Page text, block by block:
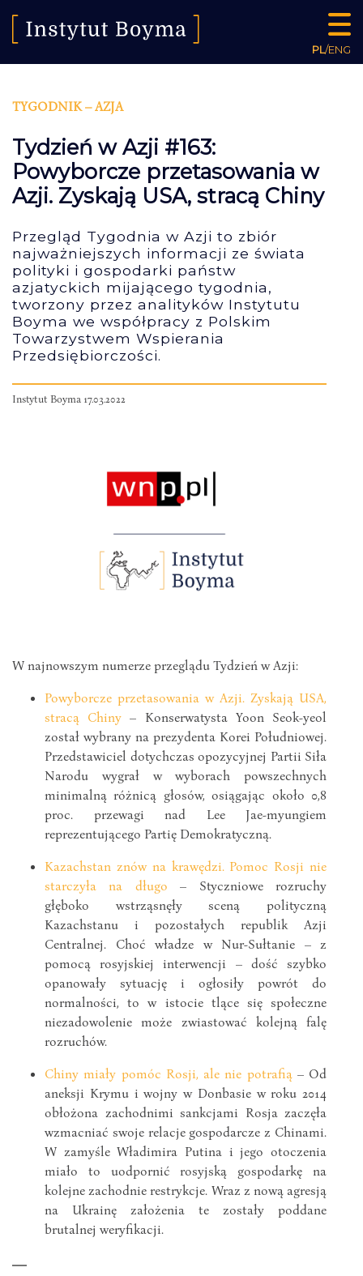
PL/ENG
TYGODNIK – AZJA
Tydzień w Azji #163:
Powyborcze przetasowania w
Azji. Zyskają USA, stracą Chiny
Przegląd Tygodnia w Azji to zbiór
najważniejszych informacji ze świata
polityki i gospodarki państw
azjatyckich mijającego tygodnia,
tworzony przez analityków Instytutu
Boyma we współpracy z Polskim
Towarzystwem Wspierania
Przedsiębiorczości.
Instytut Boyma 17.03.2022
W najnowszym numerze przeglądu Tydzień w Azji:
Powyborcze przetasowania w Azji. Zyskają USA,
stracą Chiny– Konserwatysta Yoon Seok-yeol
został wybrany na prezydenta Korei Południowej.
Przedstawiciel dotychczas opozycyjnej Partii Siła
Narodu wygrał w wyborach powszechnych
minimalną różnicą głosów, osiągając około 0,8
proc. przewagi nad Lee Jae-myungiem
reprezentującego Partię Demokratyczną.
Kazachstan znów na krawędzi. Pomoc Rosji nie
starczyła na długo– Styczniowe rozruchy
głęboko wstrząsnęły sceną polityczną
Kazachstanu i pozostałych republik Azji
Centralnej. Choć władze w Nur-Sułtanie – z
pomocą rosyjskiej interwencji – dość szybko
opanowały sytuację i ogłosiły powrót do
normalności, to w istocie tlące się społeczne
niezadowolenie może zwiastować kolejną falę
rozruchów.
Chiny miały pomóc Rosji, ale nie potrafią – Od
aneksji Krymu i wojny w Donbasie w roku 2014
obłożona zachodnimi sankcjami Rosja zaczęła
wzmacniać swoje relacje gospodarcze z Chinami.
W zamyśle Władimira Putina i jego otoczenia
miało to uodpornić rosyjską gospodarkę na
kolejne zachodnie restrykcje. Wraz z nową agresją
na Ukrainę założenia te zostały poddane
brutalnej weryfikacji.